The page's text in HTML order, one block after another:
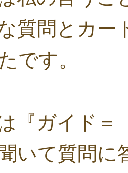
質問とカー
です。
『ガイド＝
いて質問